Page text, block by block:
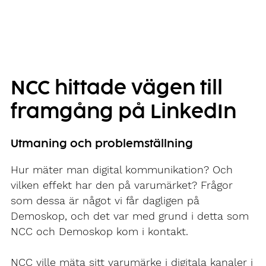
NCC hittade vägen till
framgång på LinkedIn
Utmaning och problemställning
Hur mäter man digital kommunikation? Och
vilken effekt har den på varumärket? Frågor
som dessa är något vi får dagligen på
Demoskop, och det var med grund i detta som
NCC och Demoskop kom i kontakt.
NCC ville mäta sitt varumärke i digitala kanaler i